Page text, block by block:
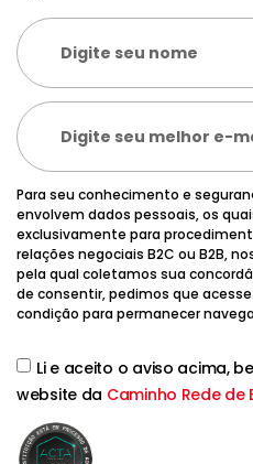
Para seu conhecimento e
envolvem dados pessoais, os
exclusivamente para
relações negociais B2C ou B2B,
pela qual coletamos sua
de consentir, pedimos que
condição para permanecer
Li e aceito o aviso acima,
website da Caminho Rede de